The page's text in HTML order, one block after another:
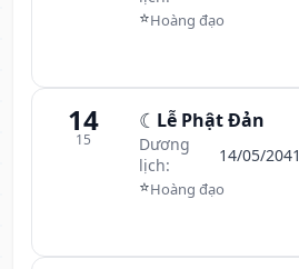
⭐Hoàng đạo
14
15
☾ Lễ Phật Đản
Dương
lịch:
14/05/2041
⭐Hoàng đạo